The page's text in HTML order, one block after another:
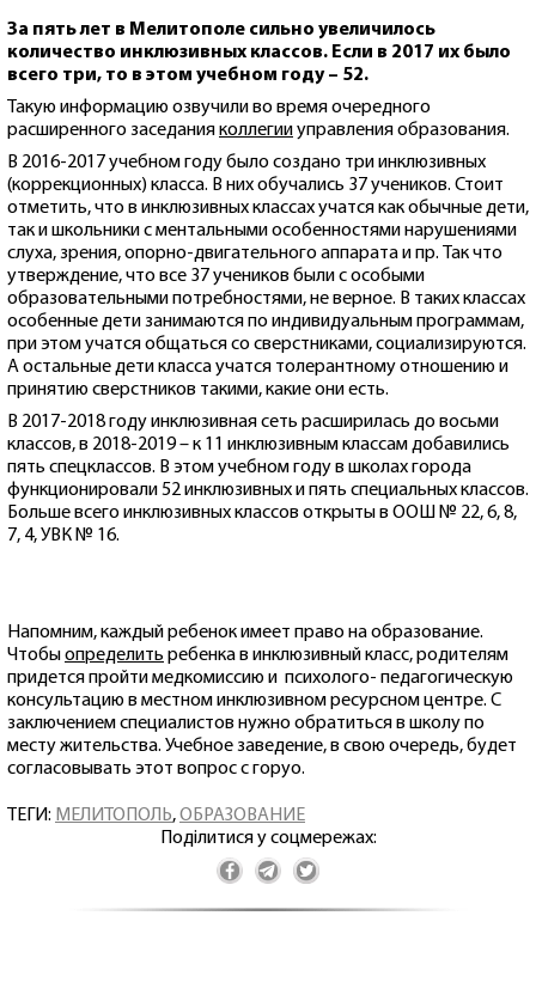
За пять лет в Мелитополе сильно увеличилось
количество инклюзивных классов. Если в 2017 их было
всего три, то в этом учебном году – 52.
Такую информацию озвучили во время очередного
расширенного заседанияколлегииуправления образования.
В 2016-2017 учебном году было создано три инклюзивных
(коррекционных) класса. В них обучались 37 учеников. Стоит
отметить, что в инклюзивных классах учатся как обычные дети,
так и школьники с ментальными особенностями нарушениями
слуха, зрения, опорно-двигательного аппарата и пр. Так что
утверждение, что все 37 учеников были с особыми
образовательными потребностями, не верное. В таких классах
особенные дети занимаются по индивидуальным программам,
при этом учатся общаться со сверстниками, социализируются.
А остальные дети класса учатся толерантному отношению и
принятию сверстников такими, какие они есть.
В 2017-2018 году инклюзивная сеть расширилась до восьми
классов, в 2018-2019 – к 11 инклюзивным классам добавились
пять спецклассов. В этом учебном году в школах города
функционировали 52 инклюзивных и пять специальных классов.
Больше всего инклюзивных классов открыты в ООШ № 22, 6, 8,
7, 4, УВК № 16.
Напомним, каждый ребенок имеет право на образование.
Чтобыопределить ребенка в инклюзивный класс, родителям
придется пройти медкомиссию и психолого- педагогическую
консультацию в местном инклюзивном ресурсном центре. С
заключением специалистов нужно обратиться в школу по
месту жительства. Учебное заведение, в свою очередь, будет
согласовывать этот вопрос с горуо.
ТЕГИ: МЕЛИТОПОЛЬ,ОБРАЗОВАНИЕ
Поділитися у соцмережах: